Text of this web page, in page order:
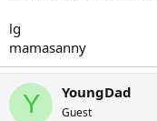
lg
mamasanny
Y YoungDad
Guest